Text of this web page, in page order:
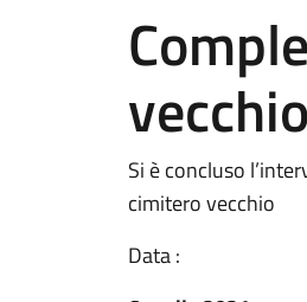
vecchio
Si è concluso
cimitero vecchio
Data :